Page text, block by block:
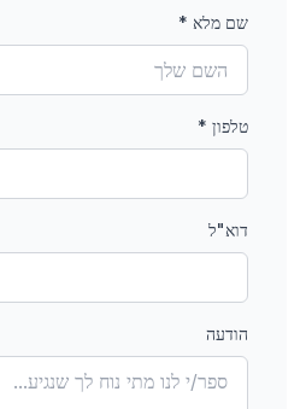
שם מלא *
טלפון *
דוא"ל
הודעה